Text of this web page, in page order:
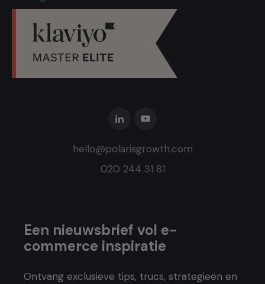
hello@polarisgrowth.com
020 244 31 81
Een nieuwsbrief vol e-
commerce inspiratie
Ontvang exclusieve tips, trucs, strategieën en